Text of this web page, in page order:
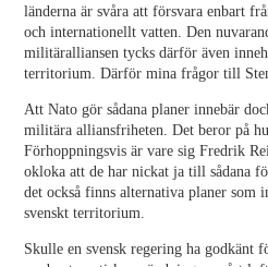
länderna är svåra att försvara enbart
och internationellt vatten. Den
militäralliansen tycks därför även
territorium. Därför mina frågor till
Att Nato gör sådana planer innebär
militära alliansfriheten. Det beror på
Förhoppningsvis är vare sig Fredrik
okloka att de har nickat ja till sådana
det också finns alternativa planer som
svenskt territorium.
Skulle en svensk regering ha godkänt